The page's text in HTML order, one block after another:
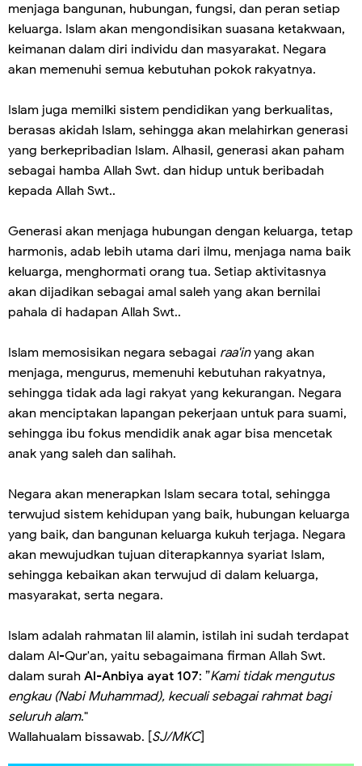
menjaga bangunan, hubungan, fungsi, dan peran setiap
keluarga. Islam akan mengondisikan suasana ketakwaan,
keimanan dalam diri individu dan masyarakat. Negara
akan memenuhi semua kebutuhan pokok rakyatnya.
Islam juga memilki sistem pendidikan yang berkualitas,
berasas akidah Islam, sehingga akan melahirkan generasi
yang berkepribadian Islam. Alhasil, generasi akan paham
sebagai hamba Allah Swt. dan hidup untuk beribadah
kepada Allah Swt..
Generasi akan menjaga hubungan dengan keluarga, tetap
harmonis, adab lebih utama dari ilmu, menjaga nama baik
keluarga, menghormati orang tua. Setiap aktivitasnya
akan dijadikan sebagai amal saleh yang akan bernilai
pahala di hadapan Allah Swt..
Islam memosisikan negara sebagai raa'inyang akan
menjaga, mengurus, memenuhi kebutuhan rakyatnya,
sehingga tidak ada lagi rakyat yang kekurangan. Negara
akan menciptakan lapangan pekerjaan untuk para suami,
sehingga ibu fokus mendidik anak agar bisa mencetak
anak yang saleh dan salihah.
Negara akan menerapkan Islam secara total, sehingga
terwujud sistem kehidupan yang baik, hubungan keluarga
yang baik, dan bangunan keluarga kukuh terjaga. Negara
akan mewujudkan tujuan diterapkannya syariat Islam,
sehingga kebaikan akan terwujud di dalam keluarga,
masyarakat, serta negara.
Islam adalah rahmatan lil alamin, istilah ini sudah terdapat
dalam Al-Qur'an, yaitu sebagaimana firman Allah Swt.
dalam surah Al-Anbiya ayat 107: ”Kami tidak mengutus
engkau (Nabi Muhammad), kecuali sebagai rahmat bagi
seluruh alam."
Wallahualam bissawab. [SJ/MKC]